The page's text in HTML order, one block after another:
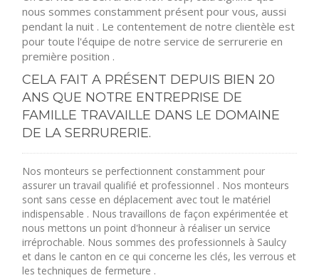
nous sommes constamment présent pour vous, aussi
pendant la nuit . Le contentement de notre clientèle est
pour toute l'équipe de notre service de serrurerie en
première position .
CELA FAIT A PRÉSENT DEPUIS BIEN 20
ANS QUE NOTRE ENTREPRISE DE
FAMILLE TRAVAILLE DANS LE DOMAINE
DE LA SERRURERIE.
Nos monteurs se perfectionnent constamment pour
assurer un travail qualifié et professionnel . Nos monteurs
sont sans cesse en déplacement avec tout le matériel
indispensable . Nous travaillons de façon expérimentée et
nous mettons un point d'honneur à réaliser un service
irréprochable. Nous sommes des professionnels à Saulcy
et dans le canton en ce qui concerne les clés, les verrous et
les techniques de fermeture .